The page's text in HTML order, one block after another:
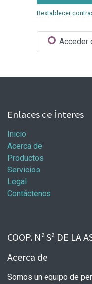
Restablecer
Acceder
Enlaces de Ínteres
Inicio
Acerca de
Productos
Servicios
Legal
Contáctenos
COOP. Nª Sª DE LA
Acerca de
Somos un equipo de